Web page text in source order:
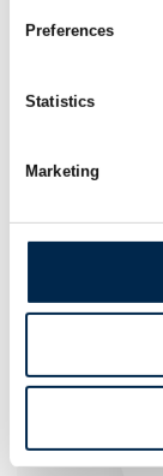
Preferences
Statistics
Marketing